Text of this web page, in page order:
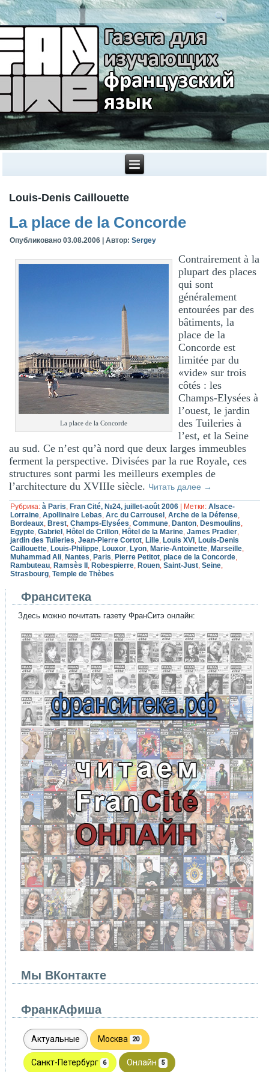
Louis-Denis Caillouette
La place de la Concorde
Опубликовано 03.08.2006 |Автор: Sergey
La place de la Concorde
Contrairement à la
plupart des places
qui sont
généralement
entourées par des
bâtiments, la
place de la
Concorde est
limitée par du
«vide» sur trois
côtés : les
Champs-Elysées à
l’ouest, le jardin
des Tuileries à
l’est, et la Seine
au sud. Ce n’est qu’à nord que deux larges immeubles
ferment la perspective. Divisées par la rue Royale, ces
structures sont parmi les meilleurs exemples de
l’architecture du XVIIIe siècle. Читать далее →
Рубрика: à Paris, Fran Cité, №24, juillet-août 2006 Метки: Alsace-
Lorraine,Apollinaire Lebas,Arc du Carrousel ,Arche de la Défense,
Bordeaux, Brest,Champs-Elysées,Commune, Danton, Desmoulins,
Egypte,Gabriel , Hôtel de Crillon, Hôtel de la Marine,James Pradier,
jardin des Tuileries,Jean-Pierre Cortot, Lille, Louis XVI , Louis-Denis
Caillouette, Louis-Philippe, Louxor, Lyon, Marie-Antoinette, Marseille,
Muhammad Ali, Nantes, Paris, Pierre Petitot,place de la Concorde,
Rambuteau, Ramsès II , Robespierre, Rouen,Saint-Just,Seine,
Strasbourg,Temple de Thèbes
Франситека
Здесь можно почитать газету ФранСитэ онлайн:
Мы ВКонтакте
ФранкАфиша